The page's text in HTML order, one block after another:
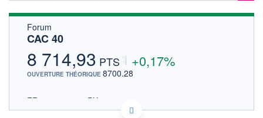
HISTORIQUE
Forum
CAC 40
8 714,93 PTS +0,17%
OUVERTURE THÉORIQUE 8700.28
FR0003500008 PX1
EURONEXT PARIS DONNÉES TEMPS RÉEL